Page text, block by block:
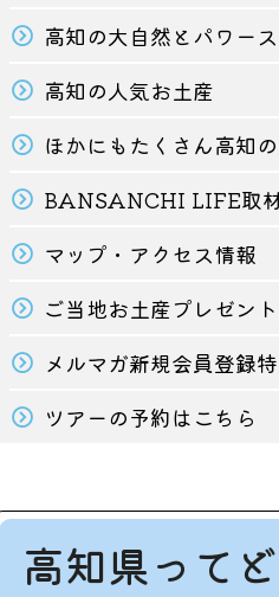
高知の大自然とパワー
高知の人気お土産
ほかにもたくさん高知
BANSANCHI LIFE取
マップ・アクセス情報
ご当地お土産プレゼン
メルマガ新規会員登録
ツアーの予約はこちら
高知県って